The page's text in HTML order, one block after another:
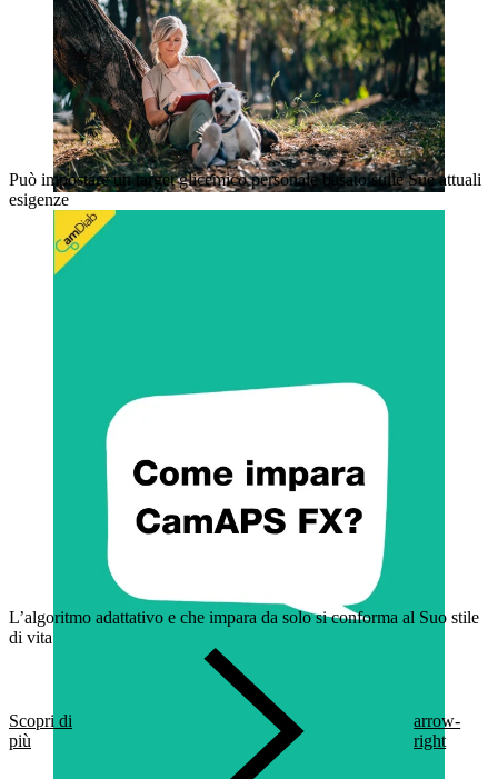
Può impostare un target glicemico personale basato sulle Sue attuali
esigenze
L’algoritmo adattativo e che impara da solo si conforma al Suo stile
di vita
Scopri di
più
arrow-
right